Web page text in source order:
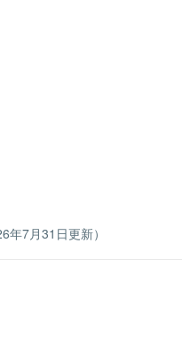
7月31日更新）